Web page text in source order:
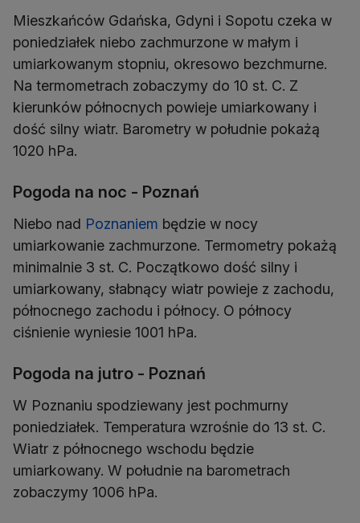
Mieszkańców Gdańska, Gdyni i Sopotu czeka w
poniedziałek niebo zachmurzone w małym i
umiarkowanym stopniu, okresowo bezchmurne.
Na termometrach zobaczymy do 10 st. C. Z
kierunków północnych powieje umiarkowany i
dość silny wiatr. Barometry w południe pokażą
Pogoda na noc - Poznań
Niebo nad Poznaniem będzie w nocy
umiarkowanie zachmurzone. Termometry pokażą
minimalnie 3 st. C. Początkowo dość silny i
umiarkowany, słabnący wiatr powieje z zachodu,
północnego zachodu i północy. O północy
Pogoda na jutro - Poznań
W Poznaniu spodziewany jest pochmurny
poniedziałek. Temperatura wzrośnie do 13 st. C.
Wiatr z północnego wschodu będzie
umiarkowany. W południe na barometrach